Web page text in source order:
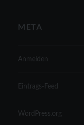
META
Anmelden
Eintrags-Feed
WordPress.org